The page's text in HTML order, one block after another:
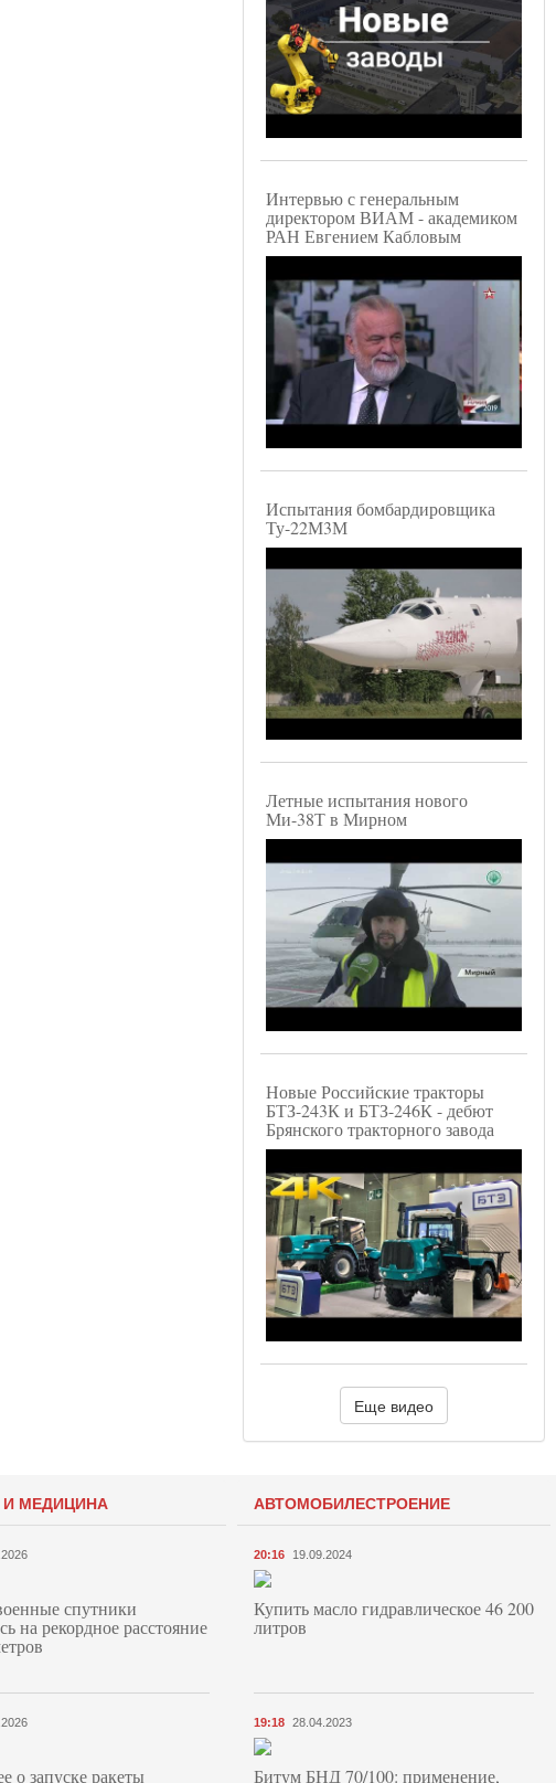
Интервью с генеральным
директором ВИАМ - академиком
РАН Евгением Кабловым
Испытания бомбардировщика
Ту-22М3М
Летные испытания нового
Ми-38Т в Мирном
Новые Российские тракторы
БТЗ-243К и БТЗ-246К - дебют
Брянского тракторного завода
Еще видео
МЕДИЦИНА
спутники
на рекордное расстояние
о запуске ракеты
АВТОМОБИЛЕСТРОЕНИЕ
20:16 19.09.2024
Купить масло гидравлическое 46 200
литров
19:18 28.04.2023
Битум БНД 70/100: применение,